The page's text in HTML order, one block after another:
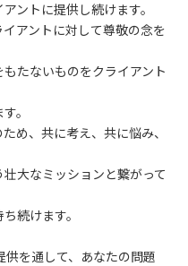
ントに提供し続けます。
アントに対して尊敬の念を
たないものをクライアント
。
め、共に考え、共に悩み、
大なミッションと繋がって
続けます。
を通して、あなたの問題